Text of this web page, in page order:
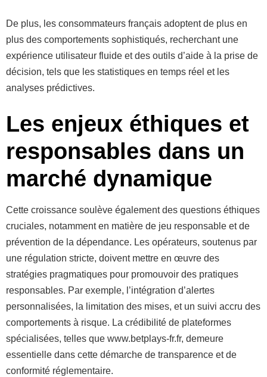
De plus, les consommateurs français adoptent de plus en
plus des comportements sophistiqués, recherchant une
expérience utilisateur fluide et des outils d’aide à la prise de
décision, tels que les statistiques en temps réel et les
analyses prédictives.
Les enjeux éthiques et
responsables dans un
marché dynamique
Cette croissance soulève également des questions éthiques
cruciales, notamment en matière de jeu responsable et de
prévention de la dépendance. Les opérateurs, soutenus par
une régulation stricte, doivent mettre en œuvre des
stratégies pragmatiques pour promouvoir des pratiques
responsables. Par exemple, l’intégration d’alertes
personnalisées, la limitation des mises, et un suivi accru des
comportements à risque. La crédibilité de plateformes
spécialisées, telles que www.betplays-fr.fr, demeure
essentielle dans cette démarche de transparence et de
conformité réglementaire.